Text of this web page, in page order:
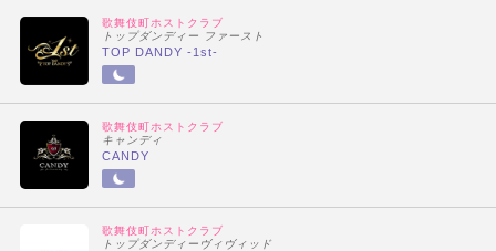
歌舞伎町ホストクラブ
トップダンディー ファースト
TOP DANDY -1st-
歌舞伎町ホストクラブ
キャンディ
CANDY
歌舞伎町ホストクラブ
トップダンディーヴィヴィッド